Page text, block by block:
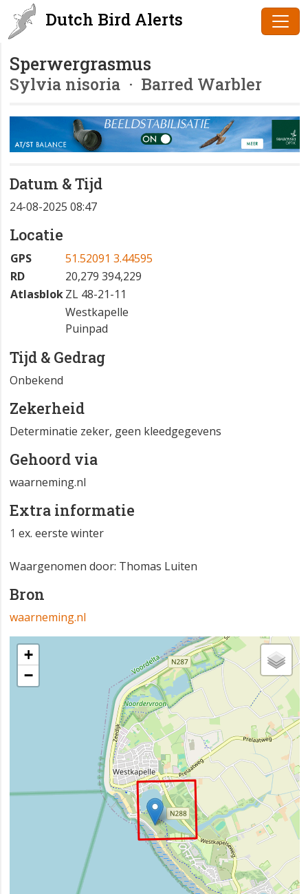
Dutch Bird Alerts
Sperwergrasmus
Sylvia nisoria · Barred Warbler
Datum & Tijd
24-08-2025 08:47
Locatie
GPS
51.52091 3.44595
RD
20,279 394,229
AtlasblokZL 48-21-11
Westkapelle
Puinpad
Tijd & Gedrag
Onbekend
Zekerheid
Determinatie zeker, geen kleedgegevens
Gehoord via
waarneming.nl
Extra informatie
1 ex. eerste winter
Waargenomen door: Thomas Luiten
Bron
waarneming.nl
+
−